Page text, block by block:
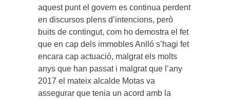
aquest punt el govern es continua perdent
en discursos plens d’intencions, però
buits de contingut, com ho demostra el fet
que en cap dels immobles Anlló s’hagi fet
encara cap actuació, malgrat els molts
anys que han passat i malgrat que l’any
2017 el mateix alcalde Motas va
assegurar que tenia un acord amb la